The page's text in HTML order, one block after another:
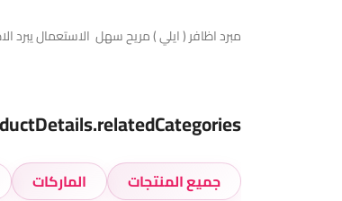
مبرد اظافر ( ايلي ) مريح سهل الاستعمال يبرد
جميع المنتجات الماركات